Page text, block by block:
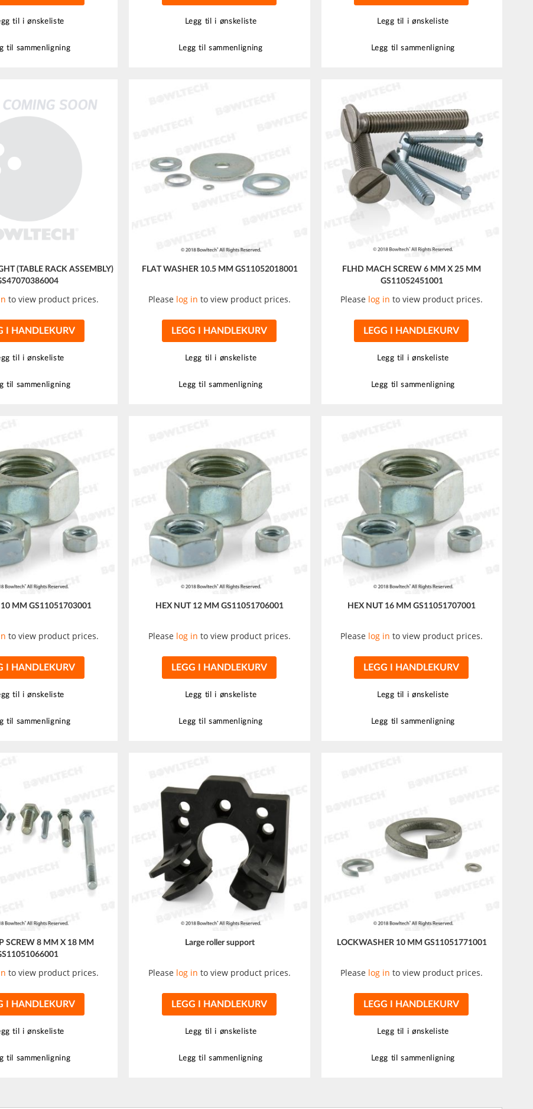
til i ønskeliste
til sammenligning
Legg til i ønskeliste
Legg til sammenligning
Legg til i ønskeliste
Legg til sammenligning
(TABLE RACK ASSEMBLY)
to view product prices.
I HANDLEKURV
til i ønskeliste
til sammenligning
FLAT WASHER 10.5 MM GS11052018001
Please log in to view product prices.
LEGG I HANDLEKURV
Legg til i ønskeliste
Legg til sammenligning
FLHD MACH SCREW 6 MM X 25 MM
GS11052451001
Please log in to view product prices.
LEGG I HANDLEKURV
Legg til i ønskeliste
Legg til sammenligning
10 MM GS11051703001
to view product prices.
I HANDLEKURV
til i ønskeliste
til sammenligning
HEX NUT 12 MM GS11051706001
Please log in to view product prices.
LEGG I HANDLEKURV
Legg til i ønskeliste
Legg til sammenligning
HEX NUT 16 MM GS11051707001
Please log in to view product prices.
LEGG I HANDLEKURV
Legg til i ønskeliste
Legg til sammenligning
SCREW 8 MM X 18 MM
to view product prices.
I HANDLEKURV
til i ønskeliste
til sammenligning
Large roller support
Please log in to view product prices.
LEGG I HANDLEKURV
Legg til i ønskeliste
Legg til sammenligning
LOCKWASHER 10 MM GS11051771001
Please log in to view product prices.
LEGG I HANDLEKURV
Legg til i ønskeliste
Legg til sammenligning